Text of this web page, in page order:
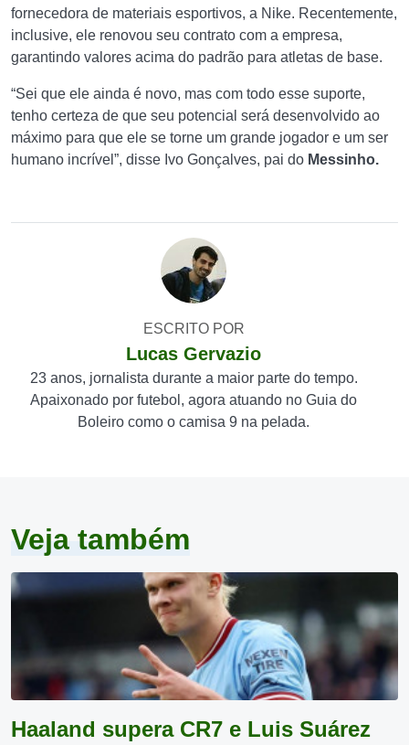
fornecedora de materiais esportivos, a Nike. Recentemente,
inclusive, ele renovou seu contrato com a empresa,
garantindo valores acima do padrão para atletas de base.
“Sei que ele ainda é novo, mas com todo esse suporte,
tenho certeza de que seu potencial será desenvolvido ao
máximo para que ele se torne um grande jogador e um ser
humano incrível”, disse Ivo Gonçalves, pai do Messinho.
ESCRITO POR
Lucas Gervazio
23 anos, jornalista durante a maior parte do tempo.
Apaixonado por futebol, agora atuando no Guia do
Boleiro como o camisa 9 na pelada.
Veja também
Haaland supera CR7 e Luis Suárez